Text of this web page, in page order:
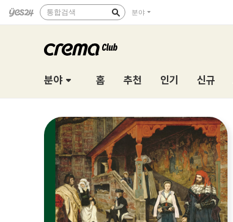
통합검색 분야
분야 홈 추천 인기 신규